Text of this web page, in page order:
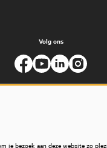
Volg ons
je bezoek aan deze website zo